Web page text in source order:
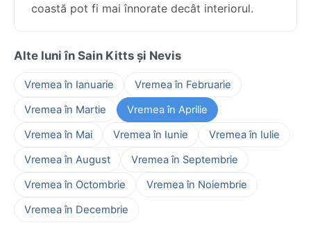
coastă pot fi mai înnorate decât interiorul.
Alte luni în Sain Kitts și Nevis
Vremea în Ianuarie
Vremea în Februarie
Vremea în Martie
Vremea în Aprilie
Vremea în Mai
Vremea în Iunie
Vremea în Iulie
Vremea în August
Vremea în Septembrie
Vremea în Octombrie
Vremea în Noiembrie
Vremea în Decembrie